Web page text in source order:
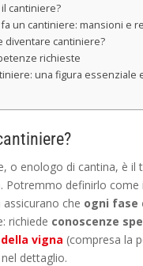
il cantiniere?
fa un cantiniere: mansioni e
diventare cantiniere?
richieste
una figura essenziale
o enologo di cantina, è
. Potremmo definirlo come
assicurano che ogni fase
richiede conoscenze
vigna (compresa la
dettaglio.